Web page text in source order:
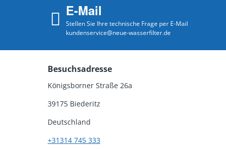
E-Mail
Stellen Sie Ihre technische Frage per E-Mail
kundenservice@neue-wasserfilter.de
Besuchsadresse
Königsborner Straße 26a
39175 Biederitz
Deutschland
+31314 745 333